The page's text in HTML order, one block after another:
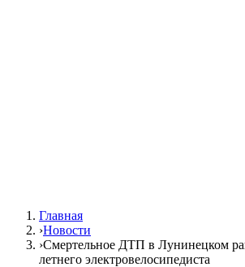
Главная
›Новости
›Смертельное ДТП в Лунинецком
летнего электровелосипедиста